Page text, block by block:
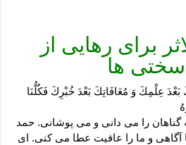
برای رهایی از
سختی ها
عِلْمِكَ وَ مُعَافَاتِكَ بَعْدَ خُبْرِكَ فَكُلُّنَا
گناهان را مى ‏دانى و مى‏ پوشانى. حمد
آگاهى و ما را عافيت عطا مى‏ كنى. اى